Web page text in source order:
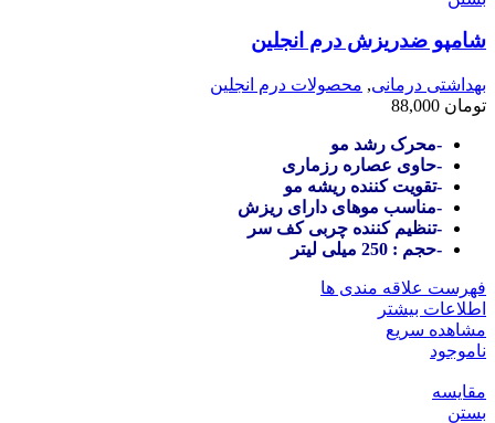
شامپو ضدریزش درم انجلین
بهداشتی درمانی, محصولات درم انجلین
تومان
-محرک رشد مو
-حاوی عصاره رزماری
-تقویت کننده ریشه مو
-مناسب موهای دارای ریزش
-تنظیم کننده چربی کف سر
-حجم : 250 میلی لیتر
فهرست علاقه مندی ها
اطلاعات بیشتر
مشاهده سریع
ناموجود
مقایسه
بستن